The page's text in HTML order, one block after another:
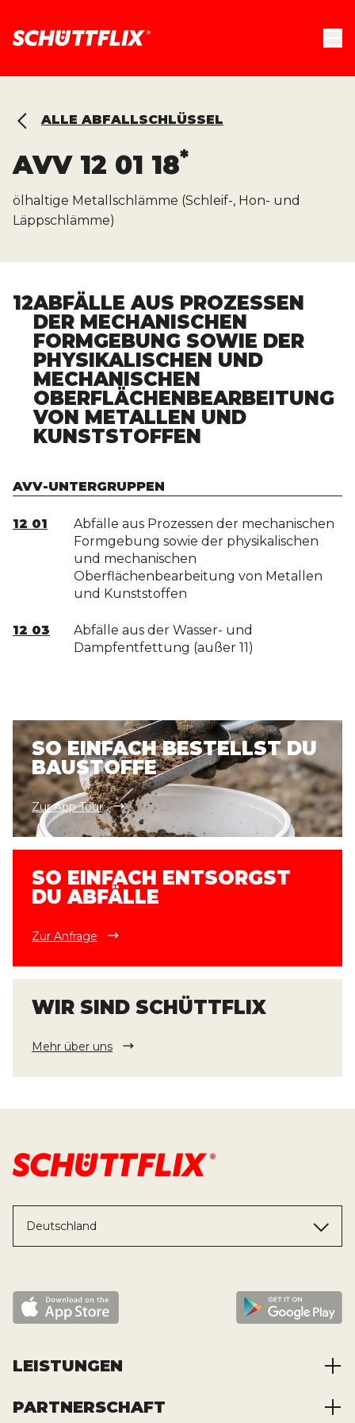
ALLE ABFALLSCHLÜSSEL
AVV 12 01 18*
ölhaltige Metallschlämme (Schleif-, Hon- und
Läppschlämme)
12ABFÄLLE AUS PROZESSEN
DER MECHANISCHEN
FORMGEBUNG SOWIE DER
PHYSIKALISCHEN UND
MECHANISCHEN
OBERFLÄCHENBEARBEITUNG
VON METALLEN UND
KUNSTSTOFFEN
AVV-UNTERGRUPPEN
12 01
Abfälle aus Prozessen der mechanischen
Formgebung sowie der physikalischen
und mechanischen
Oberflächenbearbeitung von Metallen
und Kunststoffen
12 03
Abfälle aus der Wasser- und
Dampfentfettung (außer 11)
SO EINFACH BESTELLST DU
BAUSTOFFE
Zur App Tour
SO EINFACH ENTSORGST
DU ABFÄLLE
Zur Anfrage
WIR SIND SCHÜTTFLIX
Mehr über uns
Deutschland
LEISTUNGEN
Baustoffe kaufen
PARTNERSCHAFT